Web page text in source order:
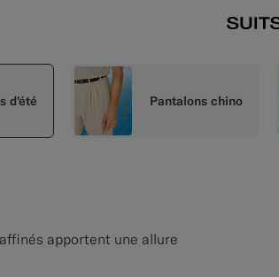
d'été Pantalons chino
apportent une allure